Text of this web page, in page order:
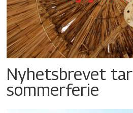
Nyhetsbrevet tar
sommerferie